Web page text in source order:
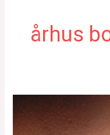
århus